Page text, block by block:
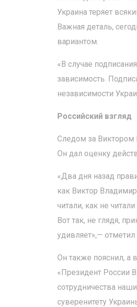
Украина теряет
Важная деталь,
вариантом.
«В случае
зависимость.
независимости
Российский взгляд
Следом за Виктором
Он дал оценку
«Два дня назад
как Виктор
читали, как не
Вот так, не глядя,
удивляет»,— отметил
Он также пояснил, а
«Президент России
сотрудничества
суверенитету